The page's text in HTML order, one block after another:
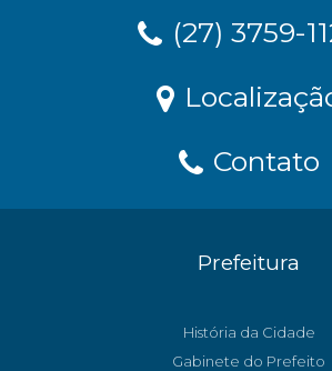
(27) 3759-
Contato
Prefeitura
História da Cidade
Gabinete do Prefeito